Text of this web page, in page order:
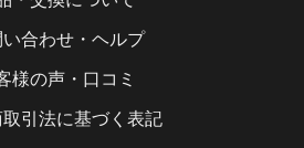
い合わせ・ヘルプ
様の声・口コミ
引法に基づく表記